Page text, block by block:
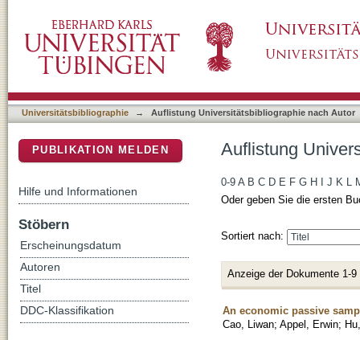
Universitätsbibliographie → Auflistung Universitätsbibliographie nach Autor
Auflistung
0-9 A B C D E F G H J K L
Oder geben Sie die ersten
Sortiert nach:
Anzeige der Dokumente 1-9
An economic passive
Cao, Liwan; Appel, Erwin;
PUBLIKATION MELDEN
Hilfe und Informationen
Stöbern
Erscheinungsdatum
Autoren
Titel
DDC-Klassifikation